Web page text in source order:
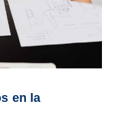
en la